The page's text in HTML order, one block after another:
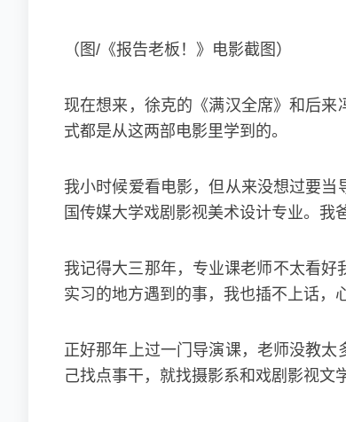
（图/《报告老板！》电影截图）
现在想来，徐克的《满汉全席》和后
式都是从这两部电影里学到的。
我小时候爱看电影，但从来没想过要
国传媒大学戏剧影视美术设计专业。我
我记得大三那年，专业课老师不太看
实习的地方遇到的事，我也插不上话，
正好那年上过一门导演课，老师没教
己找点事干，就找摄影系和戏剧影视文